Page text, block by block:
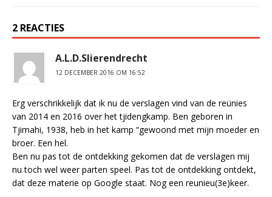
2 REACTIES
A.L.D.Slierendrecht
12 DECEMBER 2016 OM 16:52
Erg verschrikkelijk dat ik nu de verslagen vind van de reünies
van 2014 en 2016 over het tjidengkamp. Ben geboren in
Tjimahi, 1938, heb in het kamp “gewoond met mijn moeder en
broer. Een hel.
Ben nu pas tot de ontdekking gekomen dat de verslagen mij
nu toch wel weer parten speel. Pas tot de ontdekking ontdekt,
dat deze materie op Google staat. Nog een reunieu(3e)keer.